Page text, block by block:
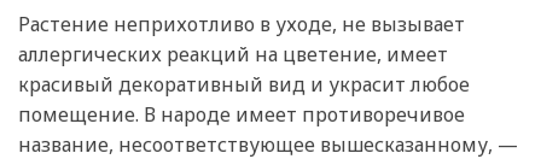
Растение неприхотливо в уходе, не вызывает
аллергических реакций на цветение, имеет
красивый декоративный вид и украсит любое
помещение. В народе имеет противоречивое
название, несоответствующее вышесказанному, —